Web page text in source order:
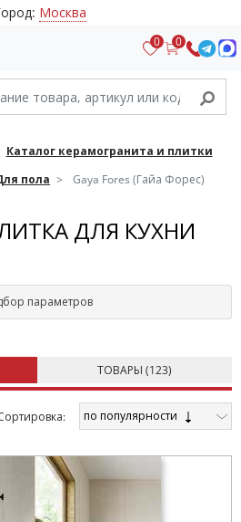
Москва
0 0
Каталог керамогранита и плитки
пола Gaya Fores (Гайа Форес)
ДЛЯ КУХНИ
параметров
ТОВАРЫ (123)
по популярности